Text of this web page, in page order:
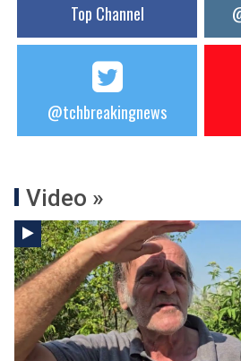
Top Channel
@tchbreakingnews
Video »